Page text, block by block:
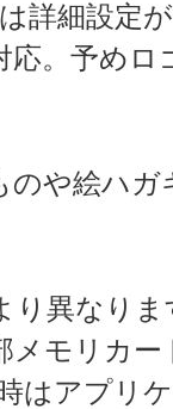
詳細設定
。予め
のや絵ハ
り異なりま
メモリカ
はアプリ